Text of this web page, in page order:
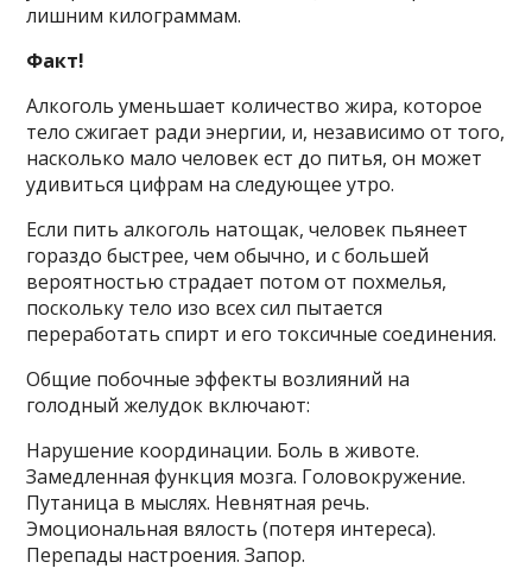
лишним килограммам.
Факт!
Алкоголь уменьшает количество жира, которое
тело сжигает ради энергии, и, независимо от того,
насколько мало человек ест до питья, он может
удивиться цифрам на следующее утро.
Если пить алкоголь натощак, человек пьянеет
гораздо быстрее, чем обычно, и с большей
вероятностью страдает потом от похмелья,
поскольку тело изо всех сил пытается
переработать спирт и его токсичные соединения.
Общие побочные эффекты возлияний на
голодный желудок включают:
Нарушение координации. Боль в животе.
Замедленная функция мозга. Головокружение.
Путаница в мыслях. Невнятная речь.
Эмоциональная вялость (потеря интереса).
Перепады настроения. Запор.